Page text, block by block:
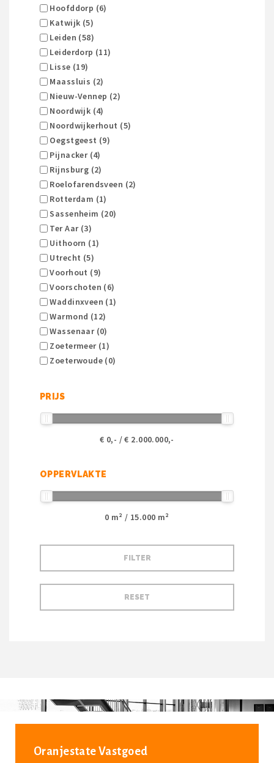
Hoofddorp (6)
Katwijk (5)
Leiden (58)
Leiderdorp (11)
Lisse (19)
Maassluis (2)
Nieuw-Vennep (2)
Noordwijk (4)
Noordwijkerhout (5)
Oegstgeest (9)
Pijnacker (4)
Rijnsburg (2)
Roelofarendsveen (2)
Rotterdam (1)
Sassenheim (20)
Ter Aar (3)
Uithoorn (1)
Utrecht (5)
Voorhout (9)
Voorschoten (6)
Waddinxveen (1)
Warmond (12)
Wassenaar (0)
Zoetermeer (1)
Zoeterwoude (0)
PRIJS
€ 0,- / € 2.000.000,-
OPPERVLAKTE
0 m² / 15.000 m²
Oranjestate Vastgoed